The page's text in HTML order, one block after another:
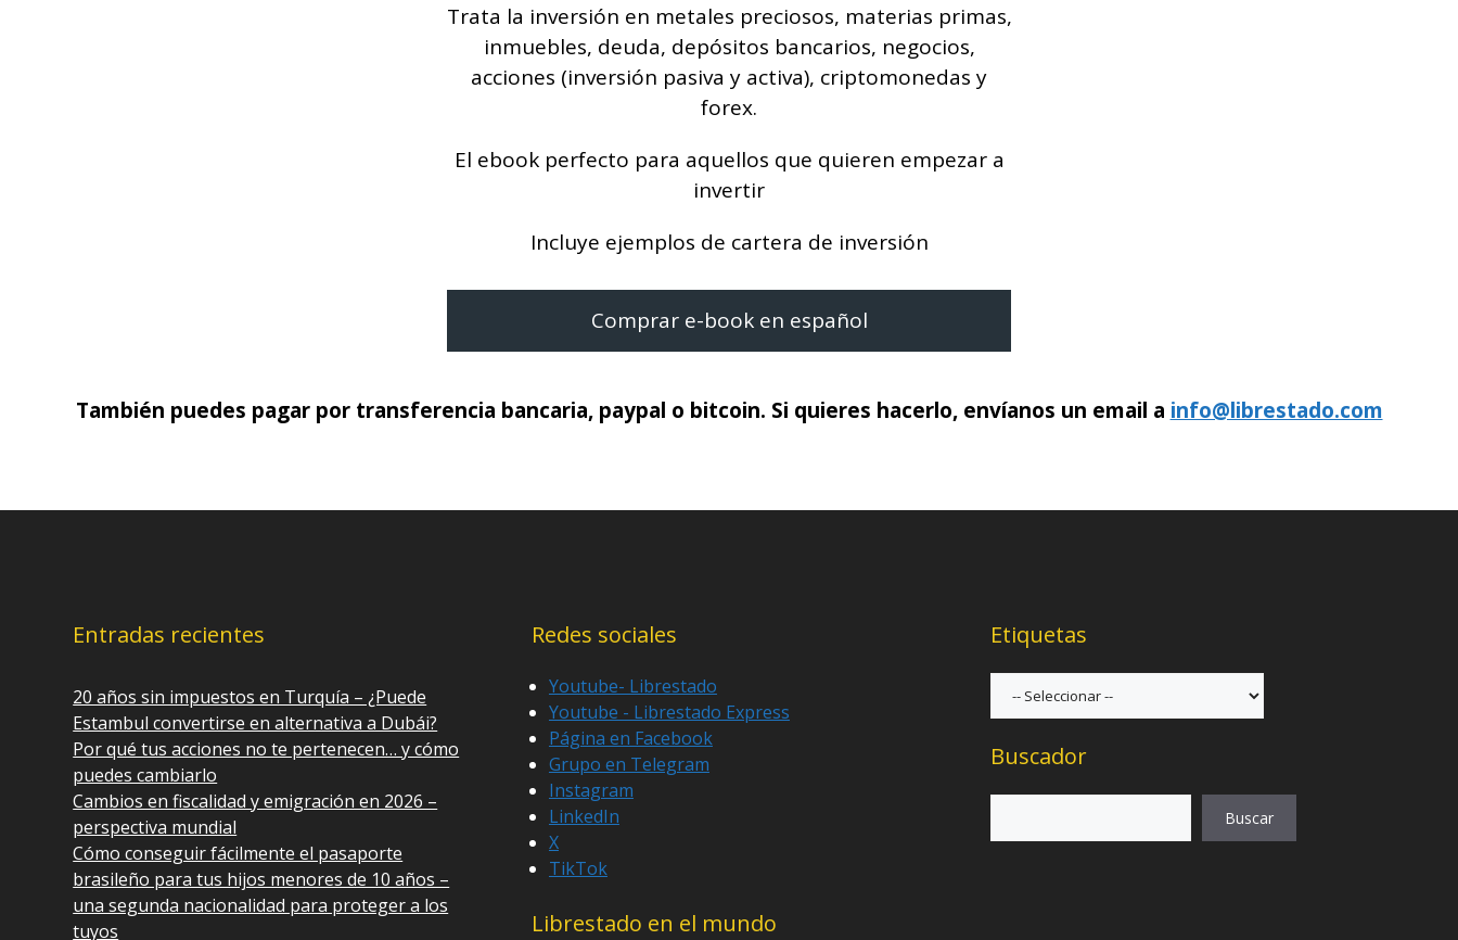
Trata la inversión en metales preciosos, materias primas,
inmuebles, deuda, depósitos bancarios, negocios,
acciones (inversión pasiva y activa), criptomonedas y
forex.
El ebook perfecto para aquellos que quieren empezar a
invertir
Incluye ejemplos de cartera de inversión
Comprar e-book en español
También puedes pagar por transferencia bancaria, paypal o bitcoin. Si quieres hacerlo, envíanos un email a info@librestado.com
Entradas recientes
20 años sin impuestos en Turquía – ¿Puede
Estambul convertirse en alternativa a Dubái?
Por qué tus acciones no te pertenecen… y cómo
puedes cambiarlo
Cambios en fiscalidad y emigración en 2026 –
perspectiva mundial
Cómo conseguir fácilmente el pasaporte
brasileño para tus hijos menores de 10 años –
una segunda nacionalidad para proteger a los
tuyos
Redes sociales
Youtube- Librestado
Youtube - Librestado Express
Página en Facebook
Grupo en Telegram
Instagram
LinkedIn
X
TikTok
Librestado en el mundo
Etiquetas
Buscador
Buscar